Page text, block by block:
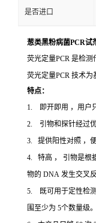
是否进口
葱类黑粉病菌PCR试
荧光定量PCR 是检
荧光定量PCR 技术为
特点：
1. 即开即用 ，用户
2. 引物和探针经过优
3. 提供阳性对照 ，
4. 特高 ， 引物是根
物的 DNA 发生交叉反
5. 既可用于定性检
围至少为 5个数量级。